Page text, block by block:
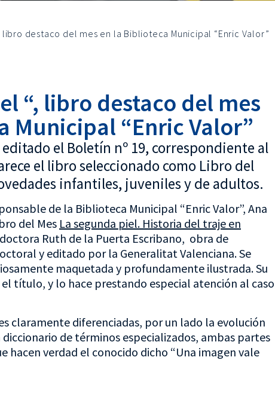
libro destaco del mes en la Biblioteca Municipal “Enric Valor”
“, libro destaco del mes
Municipal “Enric Valor”
el Boletín nº 19, correspondiente al
el libro seleccionado como Libro del
infantiles, juveniles y de adultos.
de la Biblioteca Municipal “Enric Valor”, Ana
del Mes La segunda piel. Historia del traje en
Ruth de la Puerta Escribano, obra de
y editado por la Generalitat Valenciana. Se
maquetada y profundamente ilustrada. Su
título, y lo hace prestando especial atención al caso
claramente diferenciadas, por un lado la evolución
de términos especializados, ambas partes
hacen verdad el conocido dicho “Una imagen vale